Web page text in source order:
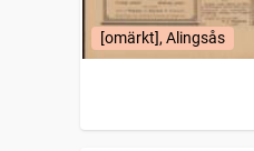
[omärkt], Alingsås